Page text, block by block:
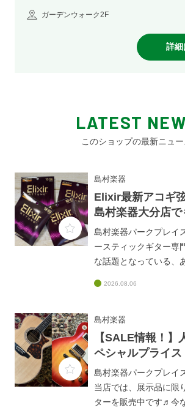
ガーデンウォーク2F
詳細
LATEST
このショップの最新ニュー
島村楽器
Elixir最新アコギ
島村楽器大分店で
島村楽器パークプレイ
ースティックギター専
な話題となっている、
WEBでは、この革新的
「ATTUNE」をご紹介
い・滑る」はもう古い
覆す！
https://
cle/product/20260806/
2026.08.06
島村楽器
【SALE情報！】
ペシャルプライ
レキ】
島村楽器パークプレイ
当店では、展示品に限
ターを販売中です♬今